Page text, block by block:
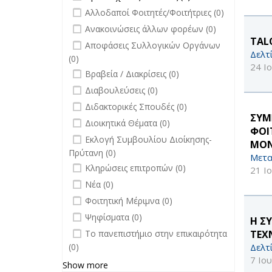
24
21
Η
7
Πανεπιστημίου filter
Σπουδές filter
undefined
Αλλοδαποί Φοιτητές/Φοιτήτριες (0)
undefined
Ανακοινώσεις άλλων φορέων (0)
undefined
Αποφάσεις Συλλογικών Οργάνων
(0)
undefined
Βραβεία / Διακρίσεις (0)
undefined
Διαβουλεύσεις (0)
undefined
Διδακτορικές Σπουδές (0)
undefined
Διοικητικά Θέματα (0)
undefined
Εκλογή Συμβουλίου Διοίκησης-
Πρύτανη (0)
undefined
Κληρώσεις επιτροπών (0)
undefined
Νέα (0)
undefined
Φοιτητική Μέριμνα (0)
undefined
Ψηφίσματα (0)
undefined
Το πανεπιστήμιο στην επικαιρότητα
(0)
Show more